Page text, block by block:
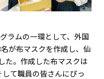
ラムの一環として、外国
が布マスクを作成し、仙
た。作成した布マスクは
て職員の皆さんにぴっ